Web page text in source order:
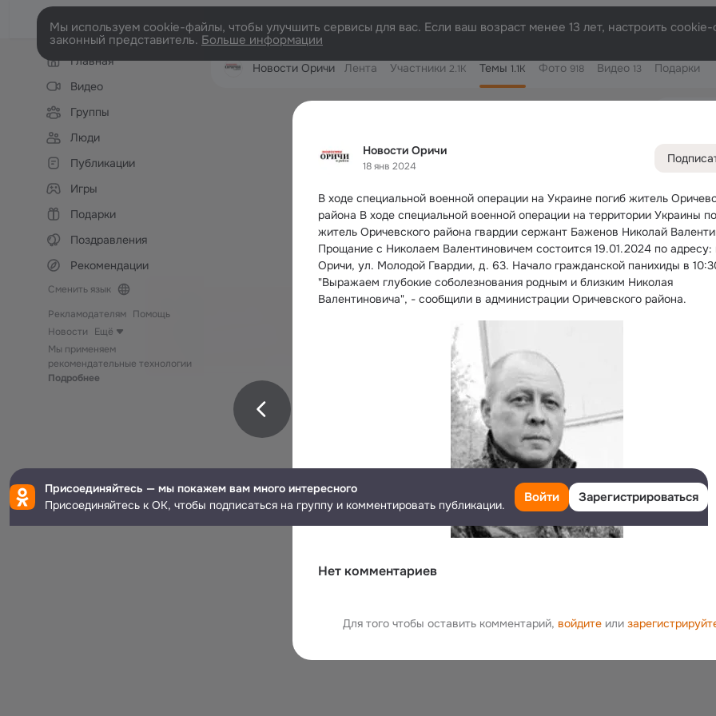
Новости Оричи
18 янв 2024
В ходе специальной военной операции на Украине погиб житель
района В ходе специальной военной операции на территории Украины
житель Оричевского района гвардии сержант Баженов Николай
Прощание с Николаем Валентиновичем состоится 19.01.2024 по адресу:
Оричи, ул. Молодой Гвардии, д. 63. Начало гражданской панихиды в
"Выражаем глубокие соболезнования родным и близким Николая
Валентиновича", - сообщили в администрации Оричевского района.
Нет комментариев
Для того чтобы оставить комментарий, войдите или
Мы используем cookie-файлы, чтобы улучшить сервисы для вас. Если ваш возраст менее 13 лет, настроить
законный представитель. Больше информации
Левая
колонкаГлавная
Видео
Группы
Люди
Публикации
Игры
Подарки
Поздравления
Рекомендации
Сменить язык
Рекламодателям Помощь
Новости
Ещё
Мы применяем
рекомендательные технологии
Подробнее
Новости Оричи Лента Участники 2.1K Темы 1.1K Фото 918 Видео 13 Подарки
Присоединяйтесь — мы покажем вам много интересного
Присоединяйтесь к ОК, чтобы подписаться на группу и комментировать публикации.
Войти Зарегистрироваться